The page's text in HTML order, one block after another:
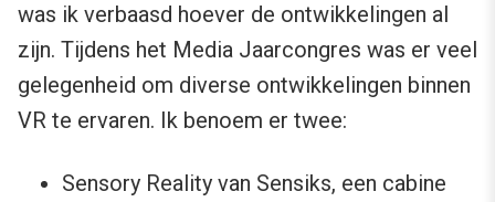
was ik verbaasd hoever de ontwikkelingen al
zijn. Tijdens het Media Jaarcongres was er veel
gelegenheid om diverse ontwikkelingen binnen
VR te ervaren. Ik benoem er twee:
Sensory Reality van Sensiks, een cabine